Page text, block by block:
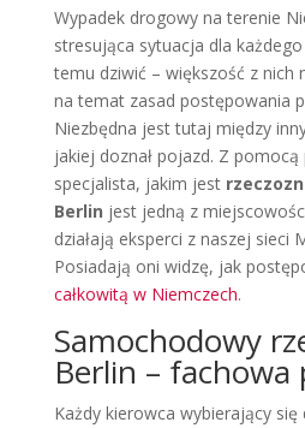
Wypadek drogowy na terenie
stresująca sytuacja dla
temu dziwić – większość z nich
na temat zasad postępowania
Niezbędna jest tutaj między
jakiej doznał pojazd. Z
specjalista, jakim jest
Berlin jest jedną z
działają eksperci z naszej sieci
Posiadają oni widzę, jak
całkowitą w Niemczech.
Samochodowy
Berlin – fachowa
Każdy kierowca wybierający